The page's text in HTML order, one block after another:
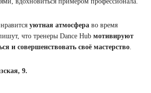
уютная атмосфера во время
что тренеры Dance Hub мотивируют
и совершенствовать своё мастерство
9.